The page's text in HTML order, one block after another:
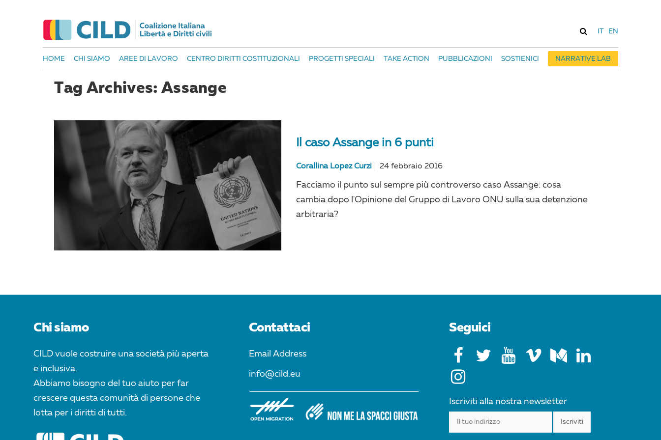
EN
HOME CHI SIAMO AREE DI LAVORO CENTRO DIRITTI COSTITUZIONALI PROGETTI SPECIALI TAKE ACTION PUBBLICAZIONI SOSTIENICI NARRATIVE LAB
Tag Archives: Assange
Il caso Assange in 6 punti
Corallina Lopez Curzi 24 febbraio 2016
Facciamo il punto sul sempre più controverso caso Assange: cosa
cambia dopo l'Opinione del Gruppo di Lavoro ONU sulla sua detenzione
arbitraria?
Chi siamo
CILD vuole costruire una società più aperta
e inclusiva.
Abbiamo bisogno del tuo aiuto per far
crescere questa comunità di persone che
lotta per i diritti di tutti.
Contattaci
Email Address
info@cild.eu
Seguici
Iscriviti alla nostra newsletter